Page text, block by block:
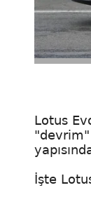
Lotus
"devrim"
İşte